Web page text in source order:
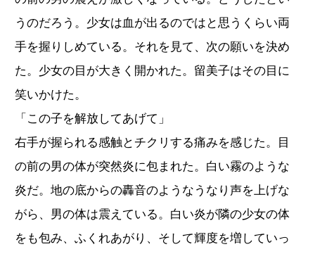
うのだろう。少女は血が出るのではと思うくらい両
手を握りしめている。それを見て、次の願いを決め
た。少女の目が大きく開かれた。留美子はその目に
笑いかけた。
「この子を解放してあげて」
右手が握られる感触とチクリする痛みを感じた。目
の前の男の体が突然炎に包まれた。白い霧のような
炎だ。地の底からの轟音のようなうなり声を上げな
がら、男の体は震えている。白い炎が隣の少女の体
をも包み、ふくれあがり、そして輝度を増していっ